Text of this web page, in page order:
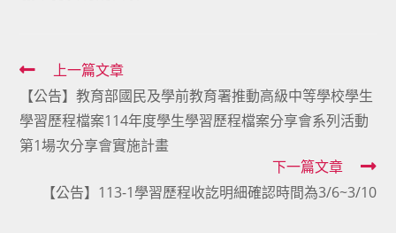
Read
more
articles
上一篇文章
【公告】教育部國民及學前教育署推動高級中等學校學生
學習歷程檔案114年度學生學習歷程檔案分享會系列活動
第1場次分享會實施計畫
下一篇文章
【公告】113-1學習歷程收訖明細確認時間為3/6~3/10